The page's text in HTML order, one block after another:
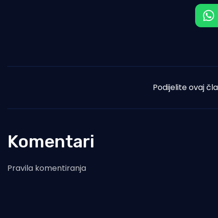
Podijelite ovaj
Komentari
Pravila komentiranja